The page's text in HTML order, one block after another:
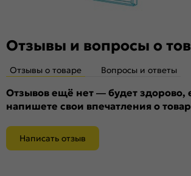
Композитный
Отзывы и вопросы о
Отзывы о товаре Вопросы и ответы
Отзывов ещё нет — будет здорово,
напишете свои впечатления о
Написать отзыв